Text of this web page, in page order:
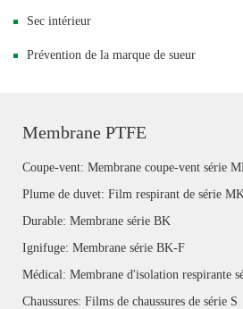
Sec intérieur
Prévention de la marque de sueur
Membrane PTFE
Coupe-vent: Membrane coupe-vent série
Plume de duvet: Film respirant de série
Durable: Membrane série BK
Ignifuge: Membrane série BK-F
Médical: Membrane d'isolation respirante
Chaussures: Films de chaussures de série S